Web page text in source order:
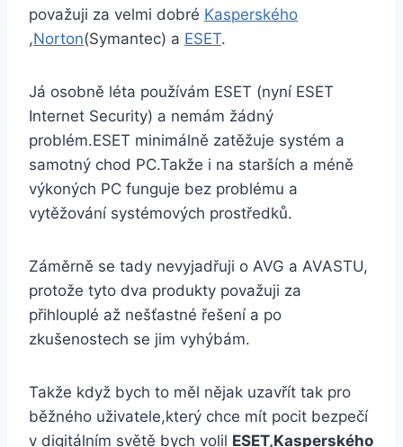
považuji za velmi dobré Kasperského
,Norton(Symantec) a ESET.
Já osobně léta používám ESET (nyní ESET
Internet Security) a nemám žádný
problém.ESET minimálně zatěžuje systém a
samotný chod PC.Takže i na starších a méně
výkoných PC funguje bez problému a
vytěžování systémových prostředků.
Záměrně se tady nevyjadřuji o AVG a AVASTU,
protože tyto dva produkty považuji za
přihlouplé až nešťastné řešení a po
zkušenostech se jim vyhýbám.
Takže když bych to měl nějak uzavřít tak pro
běžného uživatele,který chce mít pocit bezpečí
v digitálním světě bych volil ESET,Kasperského